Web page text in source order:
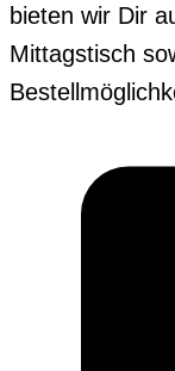
bieten wir Dir
Mittagstisch